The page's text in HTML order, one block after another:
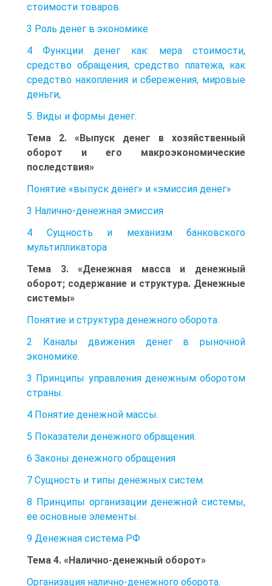
стоимости товаров.
3 Роль денег в экономике
4 Функции денег как: мера стоимости,
средство обращения, средство платежа, как
средство накопления и сбережения, мировые
деньги,
5. Виды и формы денег.
Тема 2. «Выпуск денег в хозяйственный
оборот и его макроэкономические
последствия»
Понятие «выпуск денег» и «эмиссия денег»
3 Налично-денежная эмиссия
4 Сущность и механизм банковского
мультипликатора
Тема 3. «Денежная масса и денежный
оборот; содержание и структура. Денежные
системы»
Понятие и структура денежного оборота.
2 Каналы движения денег в рыночной
экономике.
3 Принципы управления денежным оборотом
страны.
4 Понятие денежной массы.
5 Показатели денежного обращения.
6 Законы денежного обращения
7 Сущность и типы денежных систем.
8 Принципы организации денежной системы,
ее основные элементы.
9 Денежная система РФ
Тема 4. «Налично-денежный оборот»
Организация налично-денежного оборота.